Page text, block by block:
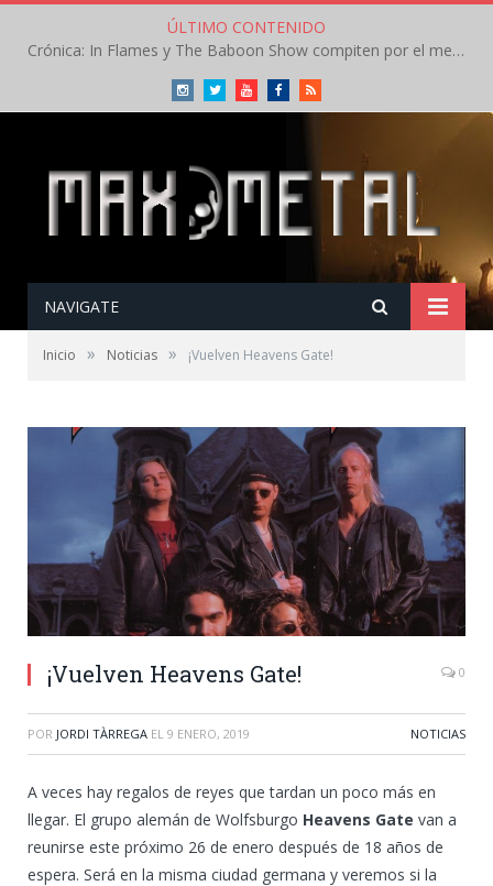
ÚLTIMO CONTENIDO
Crónica: In Flames y The Baboon Show compiten por el mejor concierto del día en el Leyendas del Rock – Viernes – Agosto 2026
InstagramTwitterYoutubeFacebookRSS
NAVIGATE
Inicio » Noticias » ¡Vuelven Heavens Gate!
¡Vuelven Heavens Gate! 0
POR JORDI TÀRREGA EL 9 ENERO, 2019 NOTICIAS
A veces hay regalos de reyes que tardan un poco más en
llegar. El grupo alemán de Wolfsburgo Heavens Gate van a
reunirse este próximo 26 de enero después de 18 años de
espera. Será en la misma ciudad germana y veremos si la